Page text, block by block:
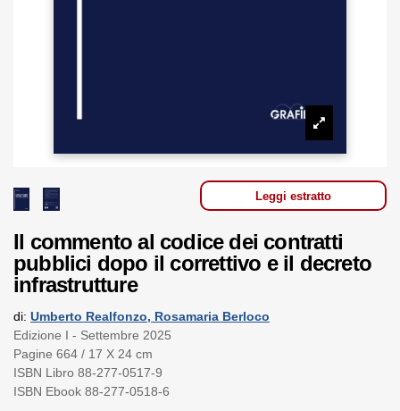
Leggi estratto
Il commento al codice dei contratti
pubblici dopo il correttivo e il decreto
infrastrutture
di: Umberto Realfonzo, Rosamaria Berloco
Edizione I - Settembre 2025
Pagine 664 / 17 X 24 cm
ISBN Libro 88-277-0517-9
ISBN Ebook 88-277-0518-6